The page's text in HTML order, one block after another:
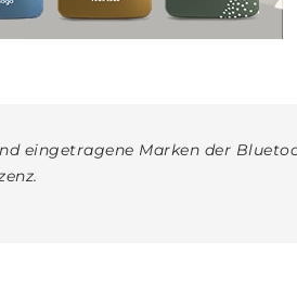
eingetragene Marken der